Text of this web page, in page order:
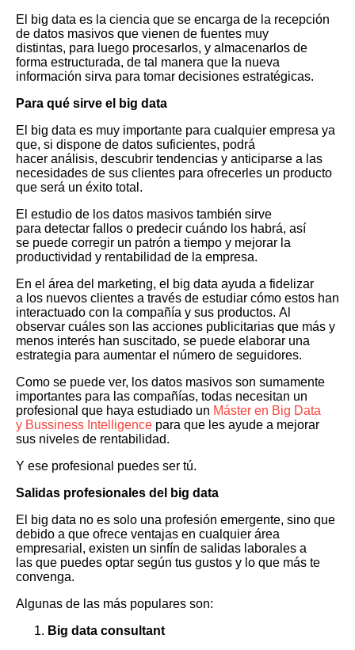
El big data es la ciencia que se encarga de la recepción
de datos masivos que vienen de fuentes muy
distintas, para luego procesarlos, y almacenarlos de
forma estructurada, de tal manera que la nueva
información sirva para tomar decisiones estratégicas.
Para qué sirve el big data
El big data es muy importante para cualquier empresa ya
que, si dispone de datos suficientes, podrá
hacer análisis, descubrir tendencias y anticiparse a las
necesidades de sus clientes para ofrecerles un producto
que será un éxito total.
El estudio de los datos masivos también sirve
para detectar fallos o predecir cuándo los habrá, así
se puede corregir un patrón a tiempo y mejorar la
productividad y rentabilidad de la empresa.
En el área del marketing, el big data ayuda a fidelizar
a los nuevos clientes a través de estudiar cómo estos han
interactuado con la compañía y sus productos. Al
observar cuáles son las acciones publicitarias que más y
menos interés han suscitado, se puede elaborar una
estrategia para aumentar el número de seguidores.
Como se puede ver, los datos masivos son sumamente
importantes para las compañías, todas necesitan un
profesional que haya estudiado un Máster en Big Data
y Bussiness Intelligence para que les ayude a mejorar
sus niveles de rentabilidad.
Y ese profesional puedes ser tú.
Salidas profesionales del big data
El big data no es solo una profesión emergente, sino que
debido a que ofrece ventajas en cualquier área
empresarial, existen un sinfín de salidas laborales a
las que puedes optar según tus gustos y lo que más te
convenga.
Algunas de las más populares son:
Big data consultant